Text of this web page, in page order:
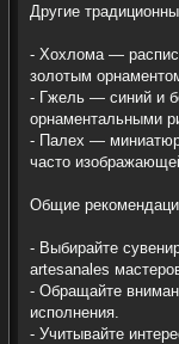
Другие
- Хохлома —
золотым
- Гжель — синий и
орнаментальными
- Палех —
часто
Общие
- Выбирайте
artesanales
- Обращайте
исполнения.
- Учитывайте